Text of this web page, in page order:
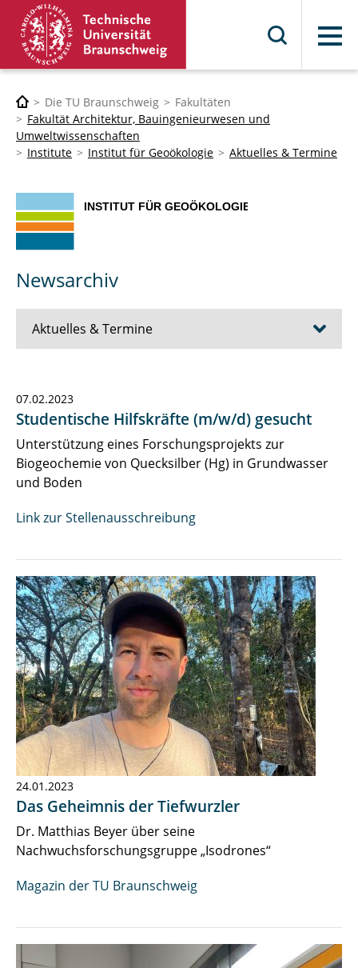
Menü
Die TU Braunschweig
Fakultäten
Fakultät Architektur, Bauingenieurwesen und
Umweltwissenschaften
Institute
Institut für Geoökologie Aktuelles & Termine
Newsarchiv
Aktuelles & Termine
Stellenangebote
07.02.2023
Studentische Hilfskräfte (m/w/d) gesucht
Unterstützung eines Forschungsprojekts zur
Biogeochemie von Quecksilber (Hg) in Grundwasser
und Boden
Link zur Stellenausschreibung
24.01.2023
Das Geheimnis der Tiefwurzler
Dr. Matthias Beyer über seine
Nachwuchsforschungsgruppe „Isodrones“
Magazin der TU Braunschweig